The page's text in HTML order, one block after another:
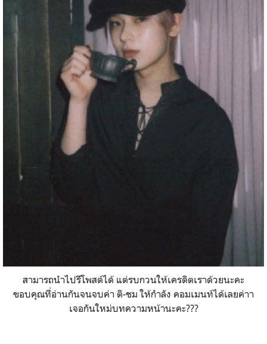
สามารถนำไปรีโพสต์ได้ แต่รบกวนให้เครดิตเราด้วยนะคะ
ขอบคุณที่อ่านกันจนจบค่า ติ-ชม ให้กำลัง คอมเมนท์ได้เลยค่าา
เจอกันใหม่บทความหน้านะคะ???